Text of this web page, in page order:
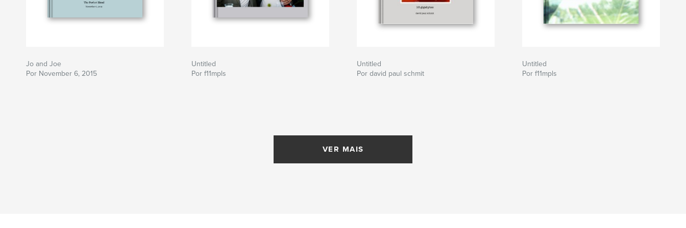
Jo and Joe
Por November 6, 2015
Untitled
Por f11mpls
Untitled
Por david paul schmit
Untitled
Por f11mpls
VER MAIS